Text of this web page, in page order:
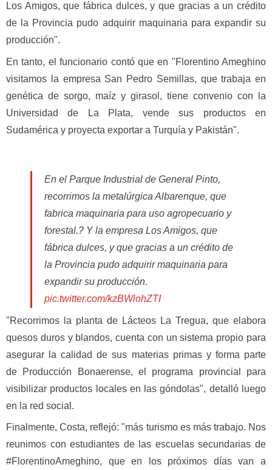
Los Amigos, que fábrica dulces, y que gracias a un crédito
de la Provincia pudo adquirir maquinaria para expandir su
producción".
En tanto, el funcionario contó que en "Florentino Ameghino
visitamos la empresa San Pedro Semillas, que trabaja en
genética de sorgo, maíz y girasol, tiene convenio con la
Universidad de La Plata, vende sus productos en
Sudamérica y proyecta exportar a Turquía y Pakistán".
En el Parque Industrial de General Pinto,
recorrimos la metalúrgica Albarenque, que
fabrica maquinaria para uso agropecuario y
forestal.? Y la empresa Los Amigos, que
fábrica dulces, y que gracias a un crédito de
la Provincia pudo adquirir maquinaria para
expandir su producción.
pic.twitter.com/kzBWlohZTI
— Augusto Costa (@CostaAugusto9)
October
6, 2022
"Recorrimos la planta de Lácteos La Tregua, que elabora
quesos duros y blandos, cuenta con un sistema propio para
asegurar la calidad de sus materias primas y forma parte
de Producción Bonaerense, el programa provincial para
visibilizar productos locales en las góndolas", detalló luego
en la red social.
Finalmente, Costa, reflejó: "más turismo es más trabajo. Nos
reunimos con estudiantes de las escuelas secundarias de
#FlorentinoAmeghino, que en los próximos días van a